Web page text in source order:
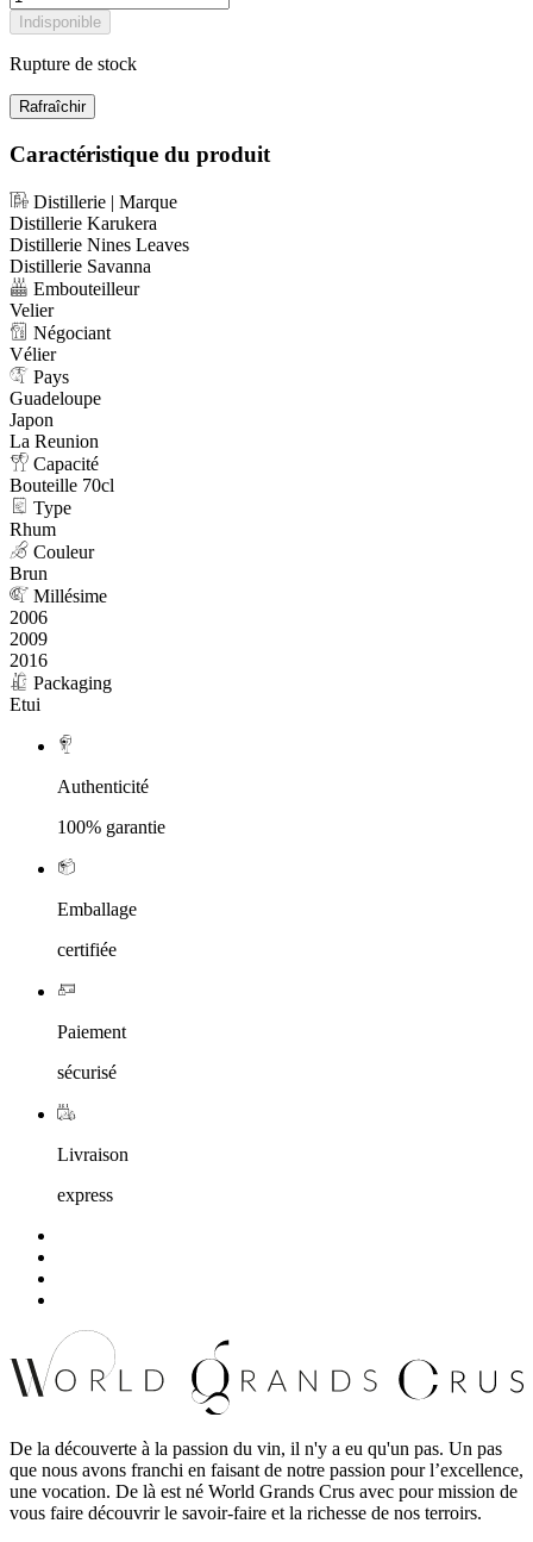
Indisponible
Rupture de stock
Caractéristique du produit
Distillerie | Marque
Distillerie Karukera
Distillerie Nines Leaves
Distillerie Savanna
Embouteilleur
Velier
Négociant
Vélier
Pays
Guadeloupe
Japon
La Reunion
Capacité
Bouteille 70cl
Type
Rhum
Couleur
Brun
Millésime
2006
2009
2016
Packaging
Etui
Authenticité
100% garantie
Emballage
certifiée
Paiement
sécurisé
Livraison
express
De la découverte à la passion du vin, il n'y a eu qu'un pas. Un pas
que nous avons franchi en faisant de notre passion pour l’excellence,
une vocation. De là est né World Grands Crus avec pour mission de
vous faire découvrir le savoir-faire et la richesse de nos terroirs.